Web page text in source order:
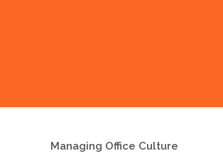
Managing Office Culture